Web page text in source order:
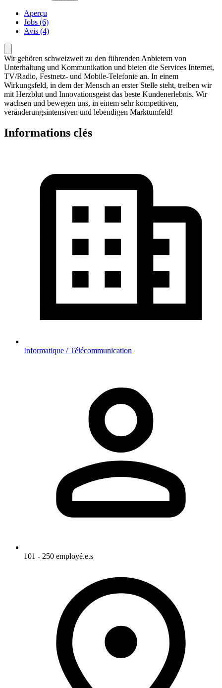
Aperçu
Jobs (6)
Avis (4)
Wir gehören schweizweit zu den führenden Anbietern von
Unterhaltung und Kommunikation und bieten die Services Internet,
TV/Radio, Festnetz‐ und Mobile‐Telefonie an. In einem
Wirkungsfeld, in dem der Mensch an erster Stelle steht, treiben wir
mit Herzblut und Innovationsgeist das beste Kundenerlebnis. Wir
wachsen und bewegen uns, in einem sehr kompetitiven,
veränderungsintensiven und lebendigen Marktumfeld!
Informations clés
Informatique / Télécommunication
101 - 250 employé.e.s